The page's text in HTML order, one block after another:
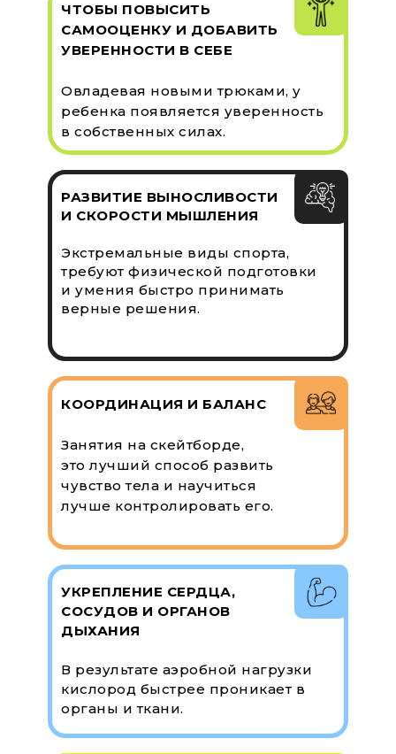
РАЗВИТИЕ ВЫНОСЛИВОСТИ
И СКОРОСТИ МЫШЛЕНИЯ
Экстремальные виды спорта,
требуют физической подготовки
и умения быстро принимать
верные решения.
УКРЕПЛЕНИЕ СЕРДЦА,
СОСУДОВ И ОРГАНОВ
ДЫХАНИЯ
В результате аэробной нагрузки
кислород быстрее проникает в
органы и ткани.
КООРДИНАЦИЯ И БАЛАНС
Занятия на скейтборде,
это лучший способ развить
чувство тела и научиться
лучше контролировать его.
ЧТОБЫ ПОВЫСИТЬ
САМООЦЕНКУ И ДОБАВИТЬ
УВЕРЕННОСТИ В СЕБЕ
Овладевая новыми трюками, у
ребенка появляется уверенность
в собственных силах.